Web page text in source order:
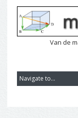
Van de